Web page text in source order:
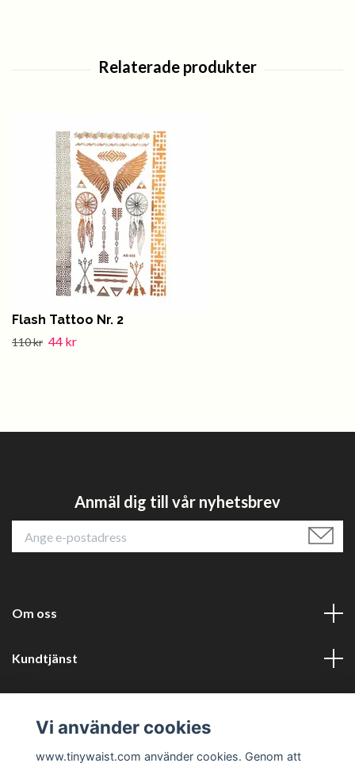
Flash Tattoo Nr. 2
110 kr 44 kr
Anmäl dig till vår nyhetsbrev
Om oss
Kundtjänst
Sociala medier
Vi använder cookies
www.tinywaist.com använder cookies. Genom att